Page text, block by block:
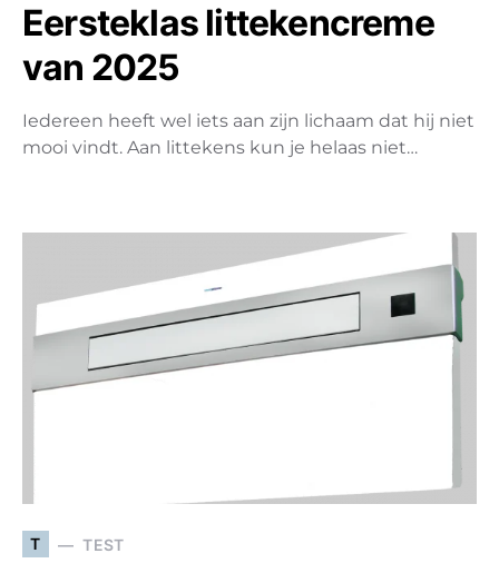
Eersteklas littekencreme
van 2025
Iedereen heeft wel iets aan zijn lichaam dat hij niet
mooi vindt. Aan littekens kun je helaas niet…
T TEST